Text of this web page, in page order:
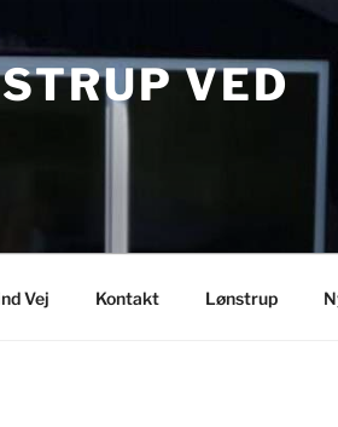
VED
Vej Kontakt Lønstrup